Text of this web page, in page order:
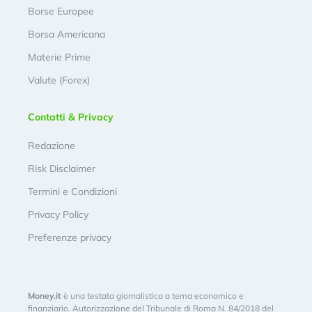
Borse Europee
Borsa Americana
Materie Prime
Valute (Forex)
Contatti & Privacy
Redazione
Risk Disclaimer
Termini e Condizioni
Privacy Policy
Preferenze privacy
Money.it è una testata giornalistica a tema economico e
finanziario. Autorizzazione del Tribunale di Roma N. 84/2018 del